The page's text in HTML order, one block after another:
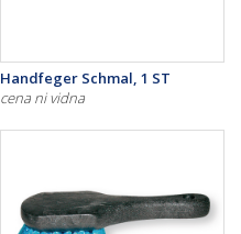
Handfeger Schmal, 1 ST
cena ni vidna